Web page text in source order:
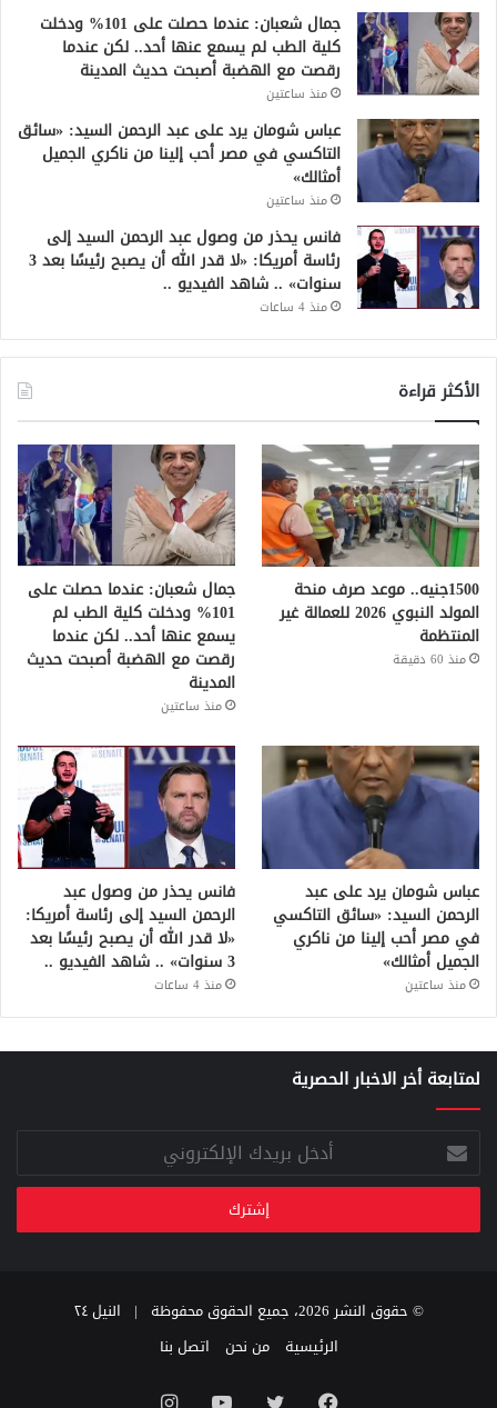
جمال شعبان: عندما حصلت على 101% ودخلت
كلية الطب لم يسمع عنها أحد.. لكن عندما
رقصت مع الهضبة أصبحت حديث المدينة
منذ ساعتين
عباس شومان يرد على عبد الرحمن السيد: «سائق
التاكسي في مصر أحب إلينا من ناكري الجميل
أمثالك»
منذ ساعتين
فانس يحذر من وصول عبد الرحمن السيد إلى
رئاسة أمريكا: «لا قدر الله أن يصبح رئيسًا بعد 3
سنوات» .. شاهد الفيديو ..
منذ 4 ساعات
الأكثر قراءة
1500جنيه.. موعد صرف منحة
المولد النبوي 2026 للعمالة غير
المنتظمة
منذ 60 دقيقة
جمال شعبان: عندما حصلت على
101% ودخلت كلية الطب لم
يسمع عنها أحد.. لكن عندما
رقصت مع الهضبة أصبحت حديث
المدينة
منذ ساعتين
عباس شومان يرد على عبد
الرحمن السيد: «سائق التاكسي
في مصر أحب إلينا من ناكري
الجميل أمثالك»
منذ ساعتين
فانس يحذر من وصول عبد
الرحمن السيد إلى رئاسة أمريكا:
«لا قدر الله أن يصبح رئيسًا بعد
3 سنوات» .. شاهد الفيديو ..
منذ 4 ساعات
لمتابعة أخر الاخبار الحصرية
أدخل
بريدك
الإلكتروني
© حقوق النشر 2026، جميع الحقوق محفوظة |
النيل ٢٤
الرئيسية
من نحن اتصل بنا